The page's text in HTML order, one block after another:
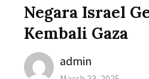
Negara Israel
Kembali Gaza
Author
admin